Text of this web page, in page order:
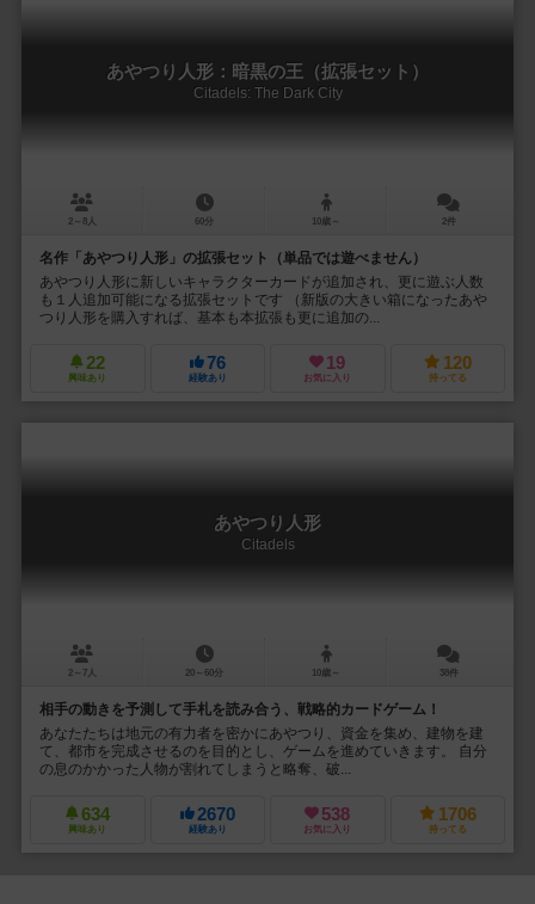
あやつり人形：暗黒の王（拡張セット）
Citadels: The Dark City
2～8人 60分 10歳～ 2件
名作「あやつり人形」の拡張セット（単品では遊べません）
あやつり人形に新しいキャラクターカードが追加され、更に遊ぶ人数
も１人追加可能になる拡張セットです （新版の大きい箱になったあや
つり人形を購入すれば、基本も本拡張も更に追加の...
22
興味あり
76
経験あり
19
お気に入り
120
持ってる
あやつり人形
Citadels
2～7人 20～60分 10歳～ 38件
相手の動きを予測して手札を読み合う、戦略的カードゲーム！
あなたたちは地元の有力者を密かにあやつり、資金を集め、建物を建
て、都市を完成させるのを目的とし、ゲームを進めていきます。 自分
の息のかかった人物が割れてしまうと略奪、破...
634
興味あり
2670
経験あり
538
お気に入り
1706
持ってる